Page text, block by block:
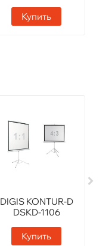
Купить
DIGIS KONTUR-D
DSKD-1106
Купить